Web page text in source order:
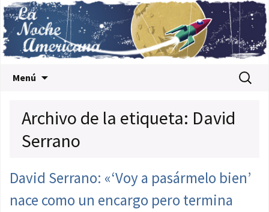
Menú Buscar:
Archivo de la etiqueta: David
Serrano
David Serrano: «‘Voy a pasármelo bien’
nace como un encargo pero termina